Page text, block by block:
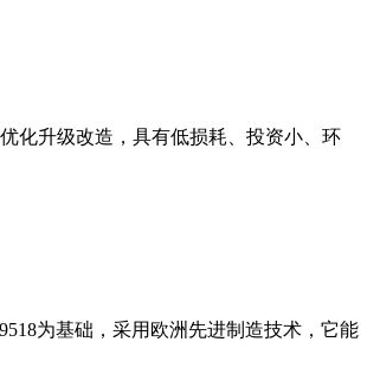
化升级改造，具有低损耗、投资小、环
为基础，采用欧洲先进制造技术，它能